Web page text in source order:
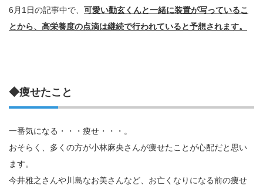
6月1日の記事中で、 可愛い勸玄くんと一緒に装置が写っているこ
とから、高栄養度の点滴は継続で行われていると予想されます。
◆痩せたこと
一番気になる・・・痩せ・・・。
おそらく、多くの方が小林麻央さんが痩せたことが心配だと思い
ます。
今井雅之さんや川島なお美さんなど、お亡くなりになる前の痩せ